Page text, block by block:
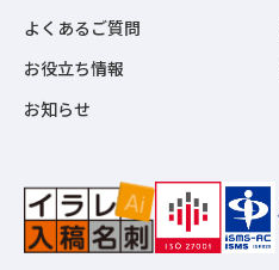
よくあるご質問
お役立ち情報
お知らせ